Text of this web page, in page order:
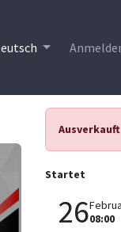
Ausverkauft
Startet
2608:00